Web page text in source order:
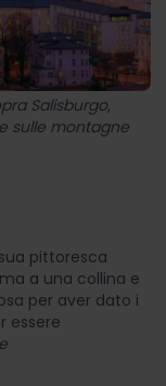
Salisburgo,
sulle montagne
pittoresca
a una collina e
per aver dato i
essere